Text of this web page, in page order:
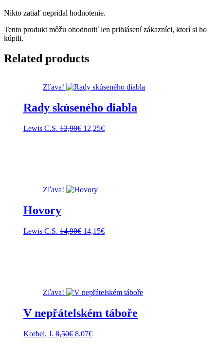
Nikto zatiaľ nepridal hodnotenie.
Tento produkt môžu ohodnotiť len prihlásení zákazníci, ktorí si ho
kúpili.
Related products
Zľava!
Rady skúseného diabla
Lewis C.S. 12,90€ Pôvodná
12,25€Aktuálna
Zľava!
Hovory
Lewis C.S. 14,90€ Pôvodná
14,15€Aktuálna
Zľava!
V nepřátelském táboře
Korbel, J. 8,50€ Pôvodná
8,07€Aktuálna